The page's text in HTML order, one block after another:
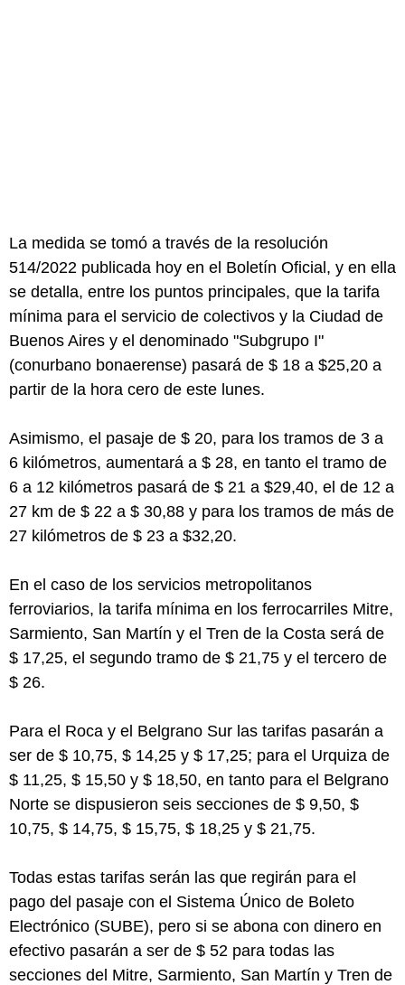
La medida se tomó a través de la resolución
514/2022 publicada hoy en el Boletín Oficial, y en ella
se detalla, entre los puntos principales, que la tarifa
mínima para el servicio de colectivos y la Ciudad de
Buenos Aires y el denominado "Subgrupo I"
(conurbano bonaerense) pasará de $ 18 a $25,20 a
partir de la hora cero de este lunes.
Asimismo, el pasaje de $ 20, para los tramos de 3 a
6 kilómetros, aumentará a $ 28, en tanto el tramo de
6 a 12 kilómetros pasará de $ 21 a $29,40, el de 12 a
27 km de $ 22 a $ 30,88 y para los tramos de más de
27 kilómetros de $ 23 a $32,20.
En el caso de los servicios metropolitanos
ferroviarios, la tarifa mínima en los ferrocarriles Mitre,
Sarmiento, San Martín y el Tren de la Costa será de
$ 17,25, el segundo tramo de $ 21,75 y el tercero de
$ 26.
Para el Roca y el Belgrano Sur las tarifas pasarán a
ser de $ 10,75, $ 14,25 y $ 17,25; para el Urquiza de
$ 11,25, $ 15,50 y $ 18,50, en tanto para el Belgrano
Norte se dispusieron seis secciones de $ 9,50, $
10,75, $ 14,75, $ 15,75, $ 18,25 y $ 21,75.
Todas estas tarifas serán las que regirán para el
pago del pasaje con el Sistema Único de Boleto
Electrónico (SUBE), pero si se abona con dinero en
efectivo pasarán a ser de $ 52 para todas las
secciones del Mitre, Sarmiento, San Martín y Tren de